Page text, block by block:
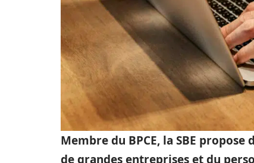
Membre du BPCE, la SBE
de grandes entreprises et du